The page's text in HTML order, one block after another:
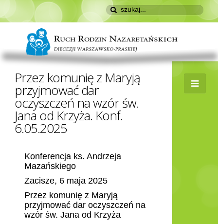
Przez komunię z Maryją
przyjmować dar
oczyszczeń na wzór św.
Jana od Krzyża. Konf.
6.05.2025
Konferencja ks. Andrzeja
Mazańskiego
Zacisze, 6 maja 2025
Przez komunię z Maryją
przyjmować dar oczyszczeń na
wzór św. Jana od Krzyża